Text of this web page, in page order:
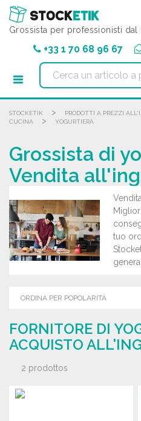
Grossista per professionisti dal
+33 1 70 68 96 67
STOCKETIK > PRODOTTI A PREZZI
CUCINA
> YOGURTIERA
Grossista di
Vendita
tuo
FORNITORE DI
ACQUISTO
2 prodottos
Pannello di gestione dei cookies